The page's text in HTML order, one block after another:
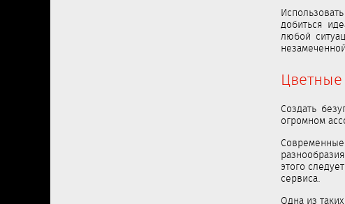
добиться
любой
Цветные
Создать
огромном
этого
сервиса.
Одна из